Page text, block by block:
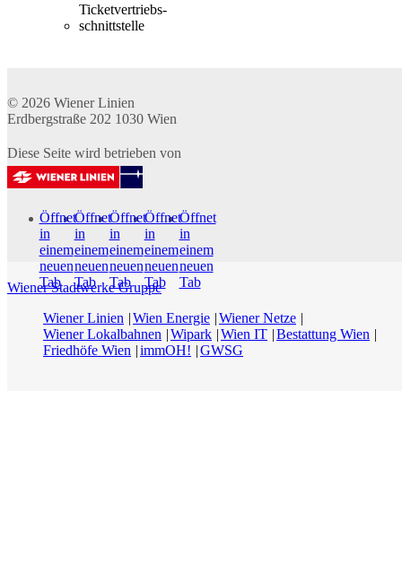
Ticketvertriebs­
schnittstelle
© 2026 Wiener Linien
Erdbergstraße 202 1030 Wien
Diese Seite wird betrieben von
Öffnet
in
einem
neuen
Tab
Öffnet
in
einem
neuen
Tab
Öffnet
in
einem
neuen
Tab
Öffnet
in
einem
neuen
Tab
Öffnet
in
einem
neuen
Tab
Wiener Stadtwerke Gruppe
Wiener Linien
Wien Energie Wiener Netze
Wiener Lokalbahnen
Wipark Wien IT Bestattung Wien
Friedhöfe Wien
immOH! GWSG